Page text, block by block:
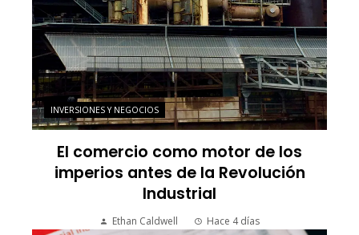
INVERSIONES Y NEGOCIOS
El comercio como motor de los
imperios antes de la Revolución
Industrial
Ethan Caldwell Hace 4 días